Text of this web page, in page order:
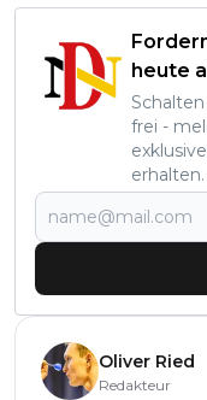
heute
frei -
erhalten.
Oliver Ried
Redakteur